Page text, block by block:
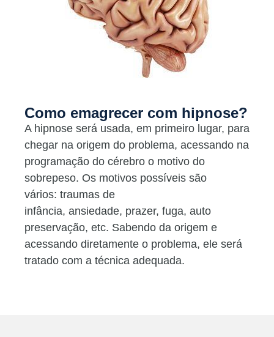
Como emagrecer com hipnose?
A hipnose será usada, em primeiro lugar, para
chegar na origem do problema, acessando na
programação do cérebro o motivo do
sobrepeso. Os motivos possíveis são
vários: traumas de
infância, ansiedade, prazer, fuga, auto
preservação, etc. Sabendo da origem e
acessando diretamente o problema, ele será
tratado com a técnica adequada.